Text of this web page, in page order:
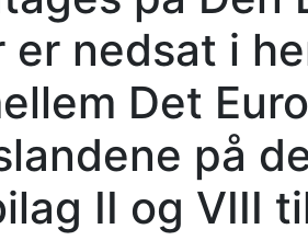
nedsat i
Det
på
II og VIII